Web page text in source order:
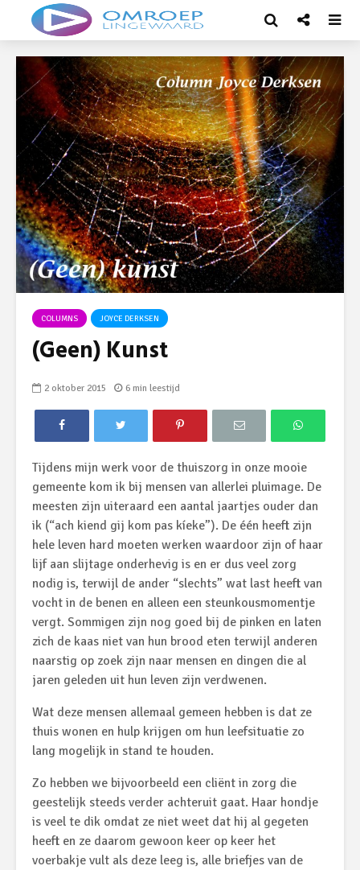
COLUMNS JOYCE DERKSEN
(Geen) Kunst
2 oktober 2015 6 min leestijd
Tijdens mijn werk voor de thuiszorg in onze mooie
gemeente kom ik bij mensen van allerlei pluimage. De
meesten zijn uiteraard een aantal jaartjes ouder dan
ik (“ach kiend gij kom pas kíeke”). De één heeft zijn
hele leven hard moeten werken waardoor zijn of haar
lijf aan slijtage onderhevig is en er dus veel zorg
nodig is, terwijl de ander “slechts” wat last heeft van
vocht in de benen en alleen een steunkousmomentje
vergt. Sommigen zijn nog goed bij de pinken en laten
zich de kaas niet van hun brood eten terwijl anderen
naarstig op zoek zijn naar mensen en dingen die al
jaren geleden uit hun leven zijn verdwenen.
Wat deze mensen allemaal gemeen hebben is dat ze
thuis wonen en hulp krijgen om hun leefsituatie zo
lang mogelijk in stand te houden.
Zo hebben we bijvoorbeeld een cliënt in zorg die
geestelijk steeds verder achteruit gaat. Haar hondje
is veel te dik omdat ze niet weet dat hij al gegeten
heeft en ze daarom gewoon keer op keer het
voerbakje vult als deze leeg is, alle briefjes van de